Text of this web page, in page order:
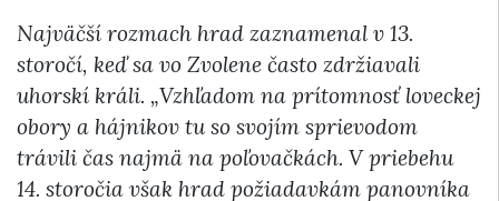
Najväčší rozmach hrad zaznamenal v 13.
storočí, keď sa vo Zvolene často zdržiavali
uhorskí králi. „Vzhľadom na prítomnosť loveckej
obory a hájnikov tu so svojím sprievodom
trávili čas najmä na poľovačkách. V priebehu
14. storočia však hrad požiadavkám panovníka